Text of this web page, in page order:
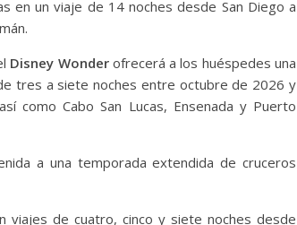
en un viaje de 14 noches desde San Diego a
Disney Wonderofrecerá a los huéspedes una
tres a siete noches entre octubre de 2026 y
como Cabo San Lucas, Ensenada y Puerto
a una temporada extendida de cruceros
viajes de cuatro, cinco y siete noches desde